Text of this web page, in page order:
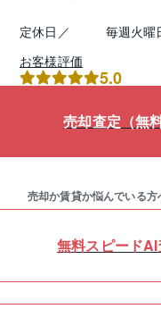
定休日／
毎週火曜
お客様評価
5.0
売却査定（無料
売却か賃貸か悩んでいる方
無料スピードAI